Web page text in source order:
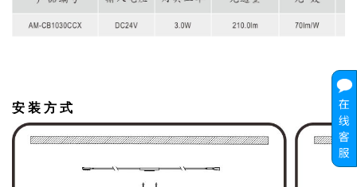
安 装 方 式